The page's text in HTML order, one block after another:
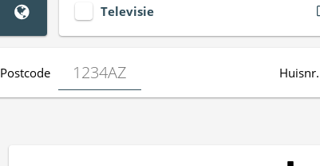
Televisie
Postcode Huisnr.